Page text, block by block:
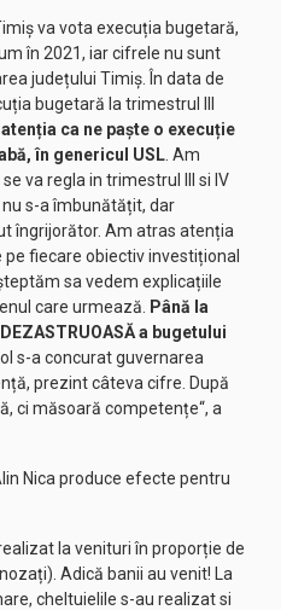
va vota execuția bugetară,
în 2021, iar cifrele nu sunt
județului Timiș. În data de
bugetară la trimestrul III
ca ne paște o execuție
în genericul USL . Am
va regla in trimestrul III si IV
s-a îmbunătățit, dar
îngrijorător. Am atras atenția
fiecare obiectiv investițional
sa vedem explicațiile
care urmează.
Până la
a bugetului
s-a concurat guvernarea
prezint câteva cifre. După
ci măsoară competențe“, a
Nica produce efecte pentru
la venituri în proporție de
Adică banii au venit! La
cheltuielile s-au realizat si